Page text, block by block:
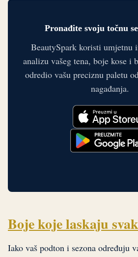
Pronađite svoju točnu
BeautySpark koristi umjetnu
analizu vašeg tena, boje kose i
odredio vašu preciznu paletu
nagađanja.
Boje koje laskaju
Iako vaš podton i sezona određuju